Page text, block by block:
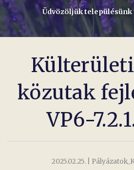
Üdvözöljük
közutak
VP6-
2025.02.25. |